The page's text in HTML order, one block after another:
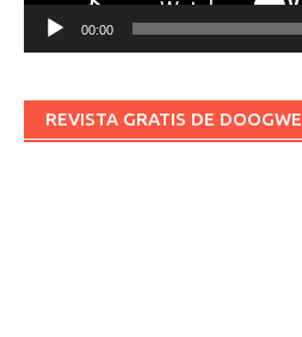
00:00
REVISTA GRATIS DE